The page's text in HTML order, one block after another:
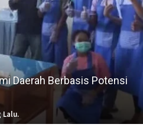
Daerah Berbasis Potensi
Lalu.